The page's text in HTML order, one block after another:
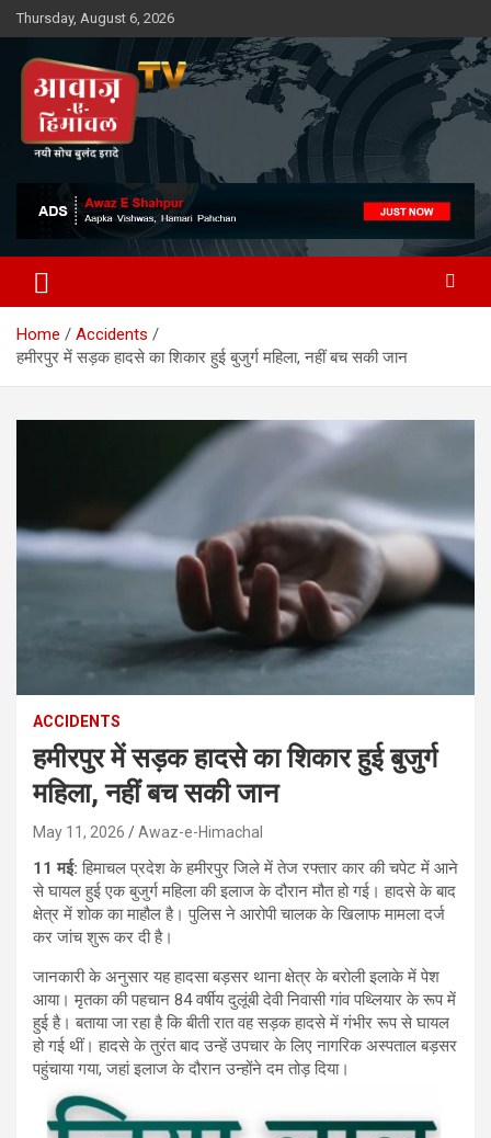
Skip
to
content
Thursday, August 6, 2026
Awaz-E-Shahpur
Home
Accidents
हमीरपुर में सड़क हादसे का शिकार हुई बुजुर्ग महिला, नहीं बच सकी जान
ACCIDENTS
हमीरपुर में सड़क हादसे का शिकार हुई बुजुर्ग
महिला, नहीं बच सकी जान
May 11, 2026 Awaz-e-Himachal
11 मई:हिमाचल प्रदेश के हमीरपुर जिले में तेज रफ्तार कार की चपेट में आने
से घायल हुई एक बुजुर्ग महिला की इलाज के दौरान मौत हो गई। हादसे के बाद
क्षेत्र में शोक का माहौल है। पुलिस ने आरोपी चालक के खिलाफ मामला दर्ज
कर जांच शुरू कर दी है।
जानकारी के अनुसार यह हादसा बड़सर थाना क्षेत्र के बरोली इलाके में पेश
आया। मृतका की पहचान 84 वर्षीय दुलूंबी देवी निवासी गांव पथ्लियार के रूप में
हुई है। बताया जा रहा है कि बीती रात वह सड़क हादसे में गंभीर रूप से घायल
हो गई थीं। हादसे के तुरंत बाद उन्हें उपचार के लिए नागरिक अस्पताल बड़सर
पहुंचाया गया, जहां इलाज के दौरान उन्होंने दम तोड़ दिया।